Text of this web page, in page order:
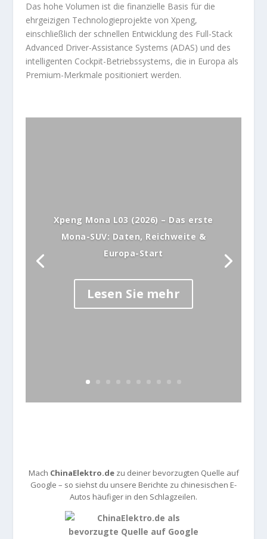
Das hohe Volumen ist die finanzielle Basis für die
ehrgeizigen Technologieprojekte von Xpeng,
einschließlich der schnellen Entwicklung des Full-Stack
Advanced Driver-Assistance Systems (ADAS) und des
intelligenten Cockpit-Betriebssystems, die in Europa als
Premium-Merkmale positioniert werden.
Xpeng Mona L03 (2026) – Das erste
Mona-SUV: Daten, Reichweite &
Europa-Start
Lesen Sie mehr
Mach ChinaElektro.dezu deiner bevorzugten Quelle auf
Google – so siehst du unsere Berichte zu chinesischen E-
Autos häufiger in den Schlagzeilen.